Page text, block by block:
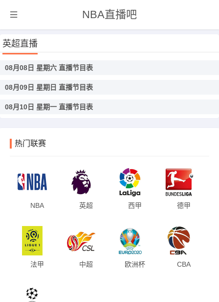
NBA直播吧
英超直播
08月08日 星期六 直播节目表
08月09日 星期日 直播节目表
08月10日 星期一 直播节目表
热门联赛
NBA 英超 西甲 德甲
法甲 中超 欧洲杯 CBA